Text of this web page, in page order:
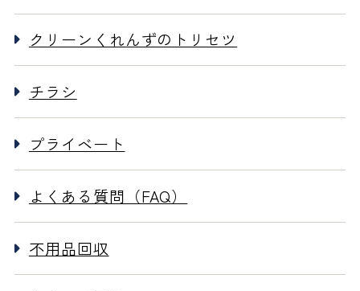
クリーンくれんずのトリセツ
チラシ
プライベート
よくある質問（FAQ）
不用品回収